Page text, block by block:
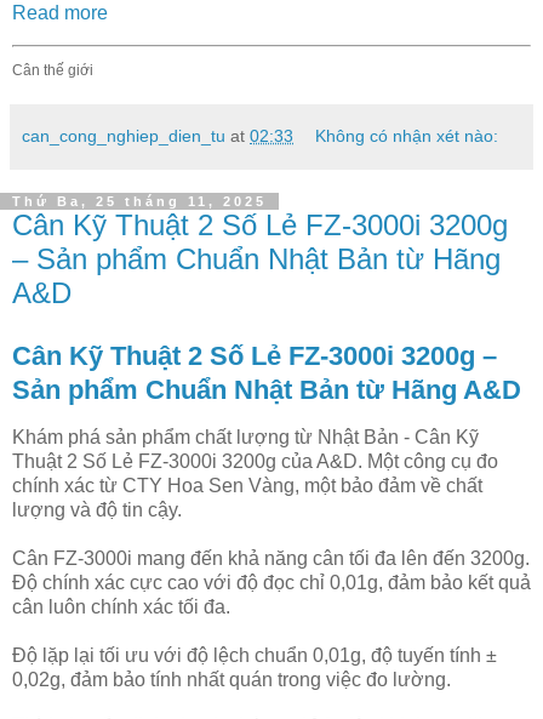
Read more
Cân thế giới
can_cong_nghiep_dien_tu at 02:33 Không có nhận xét nào:
Thứ Ba, 25 tháng 11, 2025
Cân Kỹ Thuật 2 Số Lẻ FZ-3000i 3200g
– Sản phẩm Chuẩn Nhật Bản từ Hãng
A&D
Cân Kỹ Thuật 2 Số Lẻ FZ-3000i 3200g –
Sản phẩm Chuẩn Nhật Bản từ Hãng A&D
Khám phá sản phẩm chất lượng từ Nhật Bản - Cân Kỹ
Thuật 2 Số Lẻ FZ-3000i 3200g của A&D. Một công cụ đo
chính xác từ CTY Hoa Sen Vàng, một bảo đảm về chất
lượng và độ tin cậy.
Cân FZ-3000i mang đến khả năng cân tối đa lên đến 3200g.
Độ chính xác cực cao với độ đọc chỉ 0,01g, đảm bảo kết quả
cân luôn chính xác tối đa.
Độ lặp lại tối ưu với độ lệch chuẩn 0,01g, độ tuyến tính ±
0,02g, đảm bảo tính nhất quán trong việc đo lường.